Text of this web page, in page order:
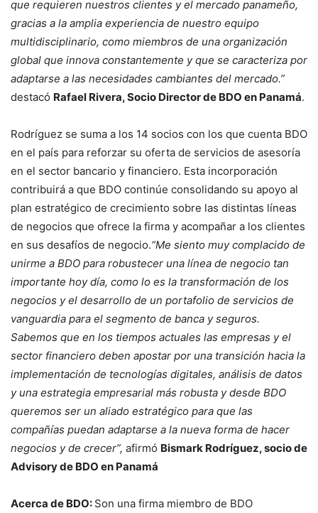
que requieren nuestros clientes y el mercado panameño,
gracias a la amplia experiencia de nuestro equipo
multidisciplinario, como miembros de una organización
global que innova constantemente y que se caracteriza por
adaptarse a las necesidades cambiantes del mercado.”
destacó Rafael Rivera, Socio Director de BDO en Panamá.
Rodríguez se suma a los 14 socios con los que cuenta BDO
en el país para reforzar su oferta de servicios de asesoría
en el sector bancario y financiero. Esta incorporación
contribuirá a que BDO continúe consolidando su apoyo al
plan estratégico de crecimiento sobre las distintas líneas
de negocios que ofrece la firma y acompañar a los clientes
en sus desafíos de negocio.“Me siento muy complacido de
unirme a BDO para robustecer una línea de negocio tan
importante hoy día, como lo es la transformación de los
negocios y el desarrollo de un portafolio de servicios de
vanguardia para el segmento de banca y seguros.
Sabemos que en los tiempos actuales las empresas y el
sector financiero deben apostar por una transición hacia la
implementación de tecnologías digitales, análisis de datos
y una estrategia empresarial más robusta y desde BDO
queremos ser un aliado estratégico para que las
compañías puedan adaptarse a la nueva forma de hacer
negocios y de crecer”, afirmó Bismark Rodríguez, socio de
Advisory de BDO en Panamá
Acerca de BDO: Son una firma miembro de BDO